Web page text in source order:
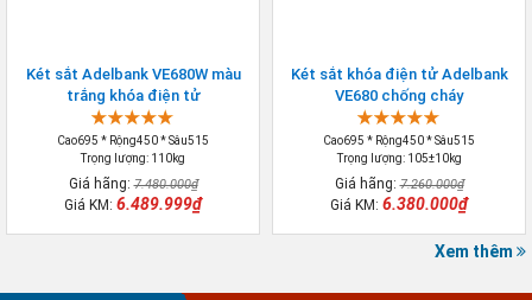
Két sắt Adelbank VE680W màu
trắng khóa điện tử
Cao695 * Rộng450 * Sâu515
Trọng lượng: 110kg
Giá hãng:7.480.000₫
Giá KM: 6.489.999₫
Két sắt khóa điện tử Adelbank
VE680 chống cháy
Cao695 * Rộng450 * Sâu515
Trọng lượng: 105±10kg
Giá hãng:7.260.000₫
Giá KM: 6.380.000₫
Xem thêm